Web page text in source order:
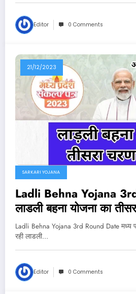
Editor 0 Comments
21/12/2023
SARKARI YOJANA
Ladli Behna Yojana
लाडली बहना योजना का
शुरू Best Link Active
Ladli Behna Yojana 3rd Round Date
रही लाडली…
Editor 0 Comments